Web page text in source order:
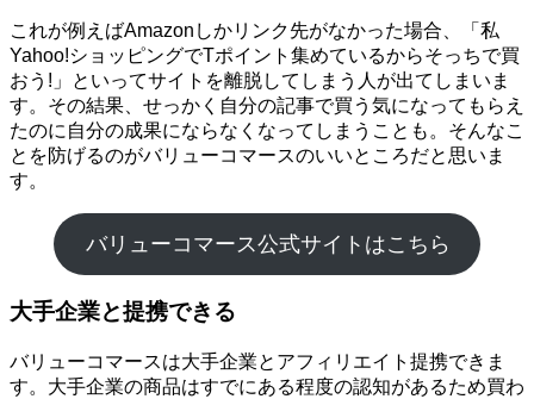
これが例えばAmazonしかリンク先がなかった場合、「私
Yahoo!ショッピングでTポイント集めているからそっちで買
おう!」といってサイトを離脱してしまう人が出てしまいま
す。その結果、せっかく自分の記事で買う気になってもらえ
たのに自分の成果にならなくなってしまうことも。そんなこ
とを防げるのがバリューコマースのいいところだと思いま
す。
バリューコマース公式サイトはこちら
大手企業と提携できる
バリューコマースは大手企業とアフィリエイト提携できま
す。大手企業の商品はすでにある程度の認知があるため買わ